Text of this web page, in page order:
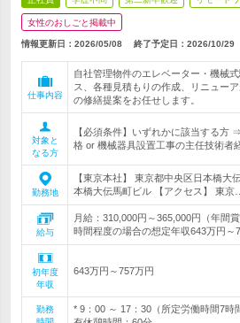
女性のおしごと掲載中
情報更新日：2026/05/08 終了予定日： 2026/10/29
仕事内容
自社管理物件のエレベーター・機械
ス、各種見積もりの作成、リニュー
の修繕提案をお任せします。
対象と
なる方
【必須条件】いずれかに該当する方
格 or 機械器具設置工事の主任技術者
勤務地
【東京本社】 東京都中央区日本橋大
本橋大伝馬町ビル 【アクセス】 東京…
給与
月給：310,000円～365,000円（年間
時間程度の場合の想定年収643万円～
初年度
年収
643万円～757万円
勤務
* 9：00 ～ 17：30（所定労働時間7時